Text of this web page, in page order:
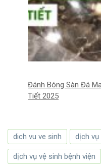
Đánh Bóng Sàn Đá
Tiết 2025
dich vu ve sinh dịch vụ
dịch vụ vệ sinh bệnh viện